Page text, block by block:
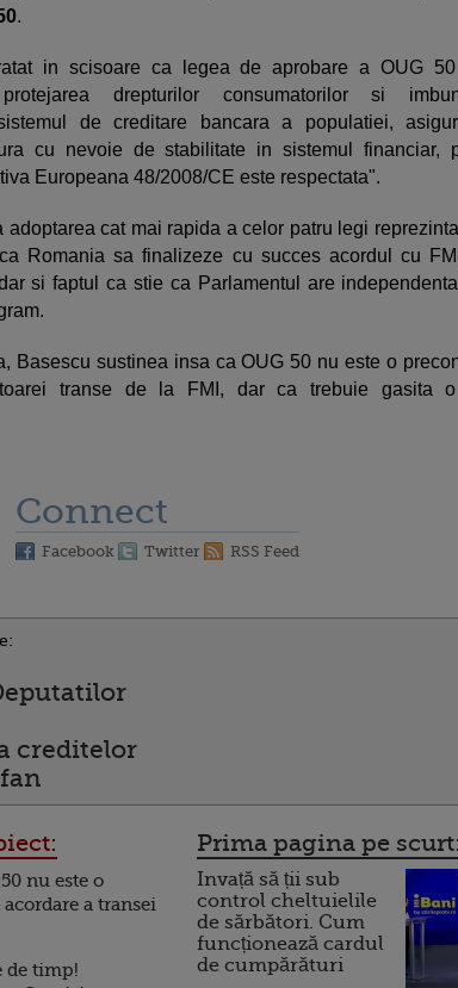
.
in scisoare ca legea de aprobare a OUG
drepturilor consumatorilor si
de creditare bancara a populatiei,
cu nevoie de stabilitate in sistemul financiar,
Europeana 48/2008/CE este respectata".
adoptarea cat mai rapida a celor patru legi
Romania sa finalizeze cu succes acordul cu
si faptul ca stie ca Parlamentul are
Basescu sustinea insa ca OUG 50 nu este o
transe de la FMI, dar ca trebuie gasita
Connect
Facebook Twitter RSS Feed
creditelor
nu este o
a transei
de timp!
Prima pagina pe scurt:
Invață să ții sub
control cheltuielile
de sărbători. Cum
funcționează cardul
de cumpărături